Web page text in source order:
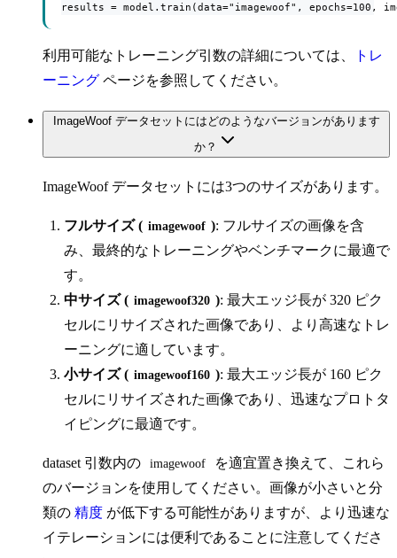
results = model.train(data="imagewoof", epochs=100,
利用可能なトレーニング引数の詳細については、
トレ
ーニング ページを参照してください。
ImageWoof データセットにはどのようなバージョンがあります
か？
ImageWoof データセットには3つのサイズがあります。
フルサイズ ( imagewoof ): フルサイズの画像を含
み、最終的なトレーニングやベンチマークに最適で
す。
中サイズ ( imagewoof320 ): 最大エッジ長が 320 ピク
セルにリサイズされた画像であり、より高速なトレ
ーニングに適しています。
小サイズ ( imagewoof160 ): 最大エッジ長が 160 ピク
セルにリサイズされた画像であり、迅速なプロトタ
イピングに最適です。
dataset 引数内の imagewoof
を適宜置き換えて、これら
のバージョンを使用してください。画像が小さいと分
類の 精度 が低下する可能性がありますが、より迅速な
イテレーションには便利であることに注意してくださ